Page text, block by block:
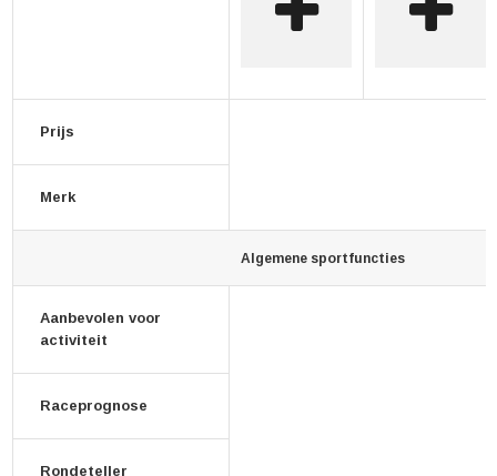
Prijs
Merk
Algemene sportfuncties
Aanbevolen voor
activiteit
Raceprognose
Rondeteller